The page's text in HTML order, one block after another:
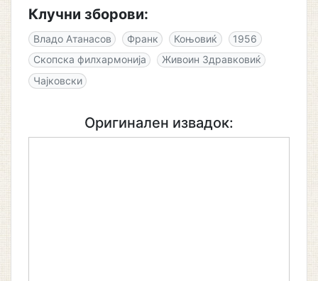
Клучни зборови:
Владо Атанасов Франк Коњовиќ
1956
Скопска филхармонија
Живоин Здравковиќ
Чајковски
Оригинален извадок: